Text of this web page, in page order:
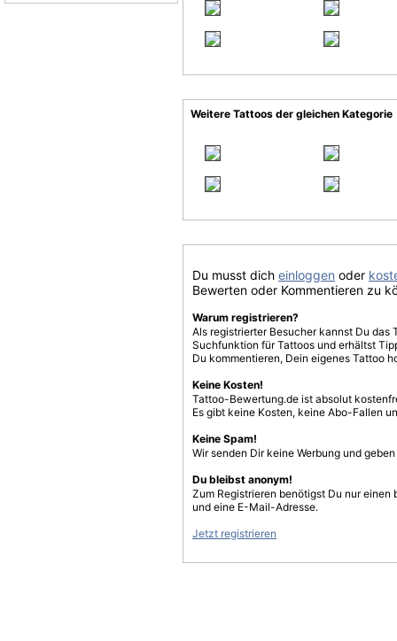
Weitere Tattoos der gleichen Kategorie
Du musst dich einloggen oder
Bewerten oder Kommentieren zu
Warum registrieren?
Als registrierter Besucher kannst Du
Suchfunktion für Tattoos und erhältst
Du kommentieren, Dein eigenes Tattoo
Keine Kosten!
Tattoo-Bewertung.de ist absolut
Es gibt keine Kosten, keine Abo-Fallen
Keine Spam!
Wir senden Dir keine Werbung und
Du bleibst anonym!
Zum Registrieren benötigst Du nur einen
und eine E-Mail-Adresse.
Jetzt registrieren